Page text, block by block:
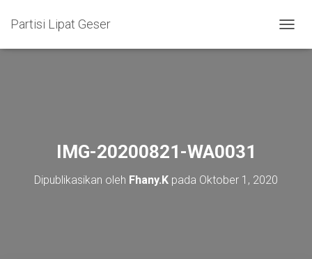
Partisi Lipat Geser
O
IMG-20200821-WA0031
Dipublikasikan oleh Fhany.K pada Oktober 1, 2020